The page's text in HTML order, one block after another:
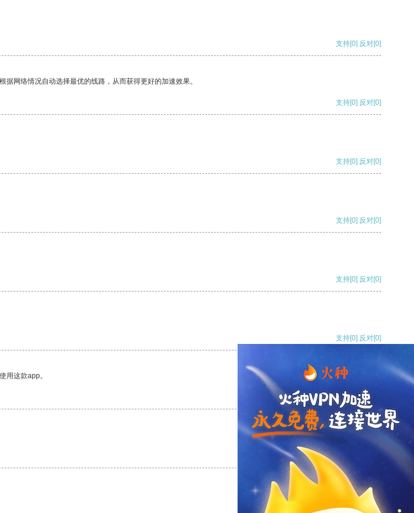
支持[0] 反对[0]
网络情况自动选择最优的线路，从而获得更好的加速效果。
支持[0] 反对[0]
支持[0] 反对[0]
支持[0] 反对[0]
支持[0] 反对[0]
支持[0] 反对[0]
用这款app。
支持[0] 反对
支持